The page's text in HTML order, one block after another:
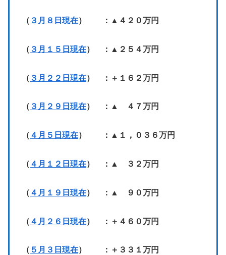
（ ３月８日現在） ：▲４２０万円
（ ３月１５日現在） ：▲２５４万円
（ ３月２２日現在） ：＋１６２万円
（ ３月２９日現在） ：▲ ４７万円
（ ４月５日現在） ：▲１，０３６万円
（ ４月１２日現在） ：▲ ３２万円
（ ４月１９日現在） ：▲ ９０万円
（ ４月２６日現在） ：＋４６０万円
（ ５月３日現在） ：＋３３１万円